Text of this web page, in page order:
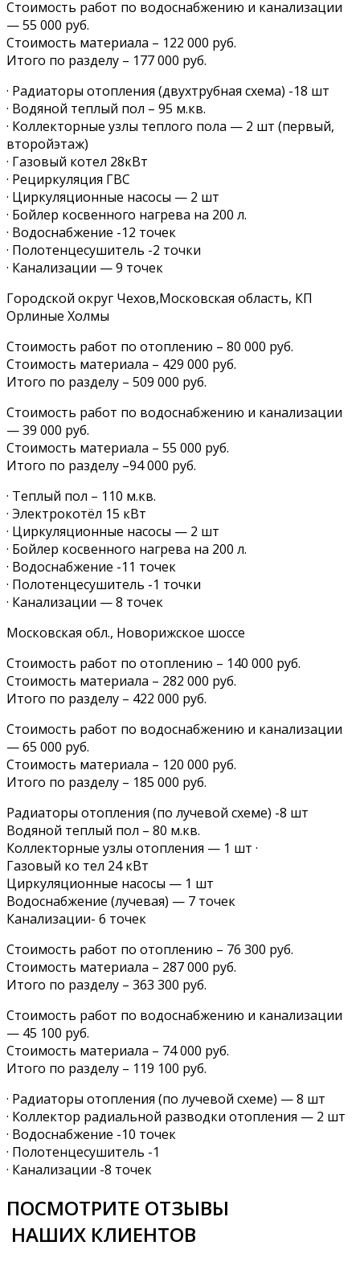
Стоимость работ по водоснабжению и канализации
— 55 000 руб.
Стоимость материала – 122 000 руб.‍
Итого по разделу – 177 000 руб.
· Радиаторы отопления (двухтрубная схема) -18 шт
· Водяной теплый пол – 95 м.кв.
· Коллекторные узлы теплого пола — 2 шт (первый,
второйэтаж)
· Газовый котел 28кВт
· Рециркуляция ГВС
· Циркуляционные насосы — 2 шт
· Бойлер косвенного нагрева на 200 л.
· Водоснабжение -12 точек
· Полотенцесушитель -2 точки
· Канализации — 9 точек
Городской округ Чехов,Московская область, КП
Орлиные Холмы
Стоимость работ по отоплению – 80 000 руб.
Стоимость материала – 429 000 руб.‍
Итого по разделу – 509 000 руб.
Стоимость работ по водоснабжению и канализации
— 39 000 руб.
Стоимость материала – 55 000 руб.‍
Итого по разделу –94 000 руб.
· Теплый пол – 110 м.кв.
· Электрокотёл 15 кВт
· Циркуляционные насосы — 2 шт
· Бойлер косвенного нагрева на 200 л.
· Водоснабжение -11 точек
· Полотенцесушитель -1 точки
· Канализации — 8 точек
Московская обл., Новорижское шоссе
Стоимость работ по отоплению – 140 000 руб.
Стоимость материала – 282 000 руб.‍
Итого по разделу – 422 000 руб.
Стоимость работ по водоснабжению и канализации
— 65 000 руб.
Стоимость материала – 120 000 руб.‍
Итого по разделу – 185 000 руб.
Радиаторы отопления (по лучевой схеме) -8 шт
Водяной теплый пол – 80 м.кв.
Коллекторные узлы отопления — 1 шт ·
Газовый ко тел 24 кВт
Циркуляционные насосы — 1 шт
Водоснабжение (лучевая) — 7 точек
Канализации- 6 точек
Стоимость работ по отоплению – 76 300 руб.
Стоимость материала – 287 000 руб.‍
Итого по разделу – 363 300 руб.
Стоимость работ по водоснабжению и канализации
— 45 100 руб.
Стоимость материала – 74 000 руб.‍
Итого по разделу – 119 100 руб.
· Радиаторы отопления (по лучевой схеме) — 8 шт
· Коллектор радиальной разводки отопления — 2 шт
· Водоснабжение -10 точек
· Полотенцесушитель -1
· Канализации -8 точек
ПОСМОТРИТЕ ОТЗЫВЫ
‍ НАШИХ КЛИЕНТОВ